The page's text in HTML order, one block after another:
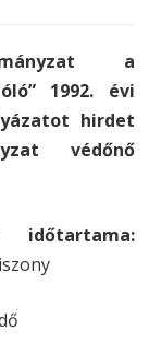
a
1992. évi
hirdet
védőnő
időtartama: